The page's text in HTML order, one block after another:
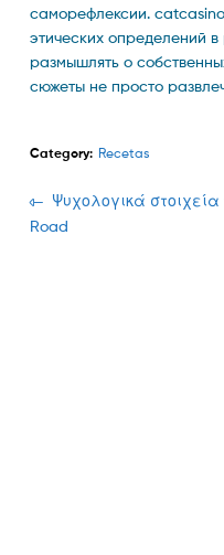
саморефлексии.
этических определений
размышлять о
сюжеты не просто
Category: Recetas
Navegación
de
Previous
post:
Ψυχολογικά
Road